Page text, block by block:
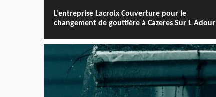
L’entreprise Lacroix Couverture pour le
changement de gouttière à Cazeres Sur L Adour